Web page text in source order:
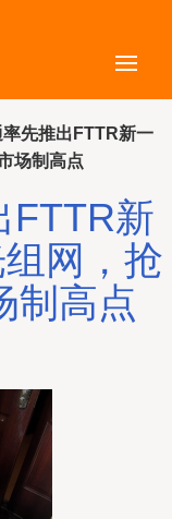
先推出FTTR新一
场制高点
FTTR新
网，抢
制高点